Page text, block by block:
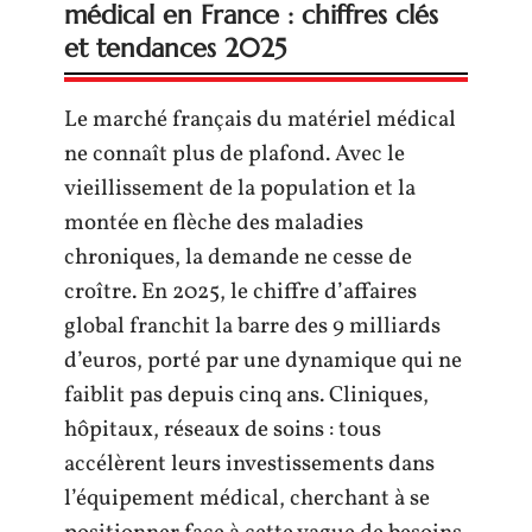
médical en France : chiffres clés
et tendances 2025
Le marché français du matériel médical
ne connaît plus de plafond. Avec le
vieillissement de la population et la
montée en flèche des maladies
chroniques, la demande ne cesse de
croître. En 2025, le chiffre d’affaires
global franchit la barre des 9 milliards
d’euros, porté par une dynamique qui ne
faiblit pas depuis cinq ans. Cliniques,
hôpitaux, réseaux de soins : tous
accélèrent leurs investissements dans
l’équipement médical, cherchant à se